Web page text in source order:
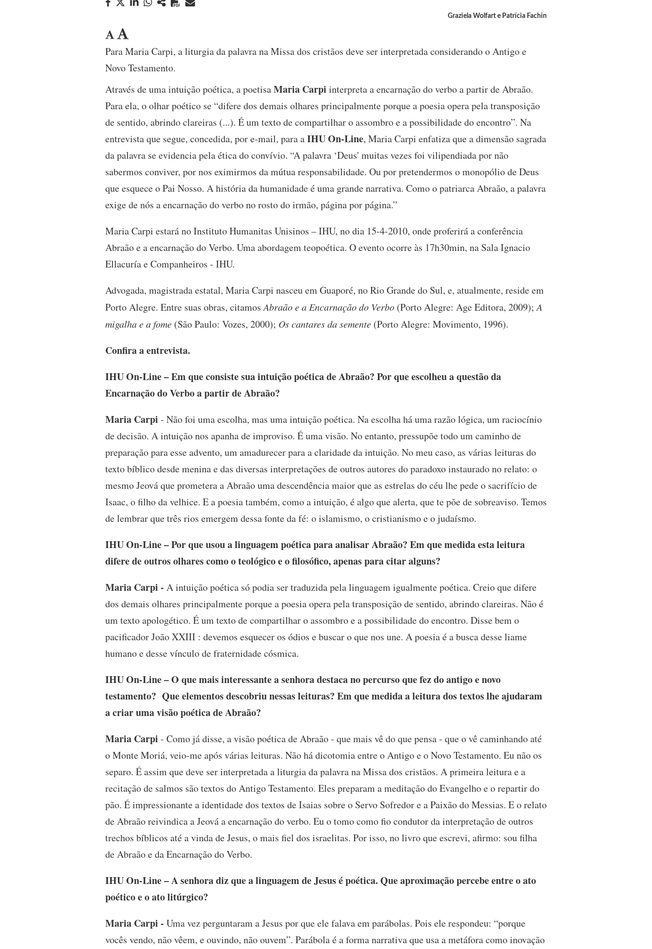
Graziela Wolfart e Patrícia Fachin
Para Maria Carpi, a liturgia da palavra na Missa dos cristãos deve ser interpretada considerando o Antigo e
Novo Testamento.
Através de uma intuição poética, a poetisaMaria Carpi interpreta a encarnação do verbo a partir de Abraão.
Para ela, o olhar poético se “difere dos demais olhares principalmente porque a poesia opera pela transposição
de sentido, abrindo clareiras (...). É um texto de compartilhar o assombro e a possibilidade do encontro”. Na
entrevista que segue, concedida, por e-mail, para aIHU On-Line, Maria Carpi enfatiza que a dimensão sagrada
da palavra se evidencia pela ética do convívio. “A palavra ‘Deus' muitas vezes foi vilipendiada por não
sabermos conviver, por nos eximirmos da mútua responsabilidade. Ou por pretendermos o monopólio de Deus
que esquece o Pai Nosso. A história da humanidade é uma grande narrativa. Como o patriarca Abraão, a palavra
exige de nós a encarnação do verbo no rosto do irmão, página por página.”
Maria Carpi estará no Instituto Humanitas Unisinos – IHU, no dia 15-4-2010, onde proferirá a conferência
Abraão e a encarnação do Verbo. Uma abordagem teopoética. O evento ocorre às 17h30min, na Sala Ignacio
Ellacuría e Companheiros - IHU.
Advogada, magistrada estatal, Maria Carpi nasceu em Guaporé, no Rio Grande do Sul, e, atualmente, reside em
Porto Alegre. Entre suas obras, citamosAbraão e a Encarnação do Verbo (Porto Alegre: Age Editora, 2009);A
migalha e a fome (São Paulo: Vozes, 2000); Os cantares da semente (Porto Alegre: Movimento, 1996).
Confira a entrevista.
IHU On-Line – Em que consiste sua intuição poética de Abraão? Por que escolheu a questão da
Encarnação do Verbo a partir de Abraão?
Maria Carpi - Não foi uma escolha, mas uma intuição poética. Na escolha há uma razão lógica, um raciocínio
de decisão. A intuição nos apanha de improviso. É uma visão. No entanto, pressupõe todo um caminho de
preparação para esse advento, um amadurecer para a claridade da intuição. No meu caso, as várias leituras do
texto bíblico desde menina e das diversas interpretações de outros autores do paradoxo instaurado no relato: o
mesmo Jeová que prometera a Abraão uma descendência maior que as estrelas do céu lhe pede o sacrifício de
Isaac, o filho da velhice. E a poesia também, como a intuição, é algo que alerta, que te põe de sobreaviso. Temos
de lembrar que três rios emergem dessa fonte da fé: o islamismo, o cristianismo e o judaísmo.
IHU On-Line – Por que usou a linguagem poética para analisar Abraão? Em que medida esta leitura
difere de outros olhares como o teológico e o filosófico, apenas para citar alguns?
Maria Carpi - A intuição poética só podia ser traduzida pela linguagem igualmente poética. Creio que difere
dos demais olhares principalmente porque a poesia opera pela transposição de sentido, abrindo clareiras. Não é
um texto apologético. É um texto de compartilhar o assombro e a possibilidade do encontro. Disse bem o
pacificador João XXIII : devemos esquecer os ódios e buscar o que nos une. A poesia é a busca desse liame
humano e desse vínculo de fraternidade cósmica.
IHU On-Line – O que mais interessante a senhora destaca no percurso que fez do antigo e novo
testamento? Que elementos descobriu nessas leituras? Em que medida a leitura dos textos lhe ajudaram
a criar uma visão poética de Abraão?
Maria Carpi - Como já disse, a visão poética de Abraão - que mais vê do que pensa - que o vê caminhando até
o Monte Moriá, veio-me após várias leituras. Não há dicotomia entre o Antigo e o Novo Testamento. Eu não os
separo. É assim que deve ser interpretada a liturgia da palavra na Missa dos cristãos. A primeira leitura e a
recitação de salmos são textos do Antigo Testamento. Eles preparam a meditação do Evangelho e o repartir do
pão. É impressionante a identidade dos textos de Isaias sobre o Servo Sofredor e a Paixão do Messias. E o relato
de Abraão reivindica a Jeová a encarnação do verbo. Eu o tomo como fio condutor da interpretação de outros
trechos bíblicos até a vinda de Jesus, o mais fiel dos israelitas. Por isso, no livro que escrevi, afirmo: sou filha
de Abraão e da Encarnação do Verbo.
IHU On-Line – A senhora diz que a linguagem de Jesus é poética. Que aproximação percebe entre o ato
poético e o ato litúrgico?
Maria Carpi - Uma vez perguntaram a Jesus por que ele falava em parábolas. Pois ele respondeu: “porque
vocês vendo, não vêem, e ouvindo, não ouvem”. Parábola é a forma narrativa que usa a metáfora como inovação